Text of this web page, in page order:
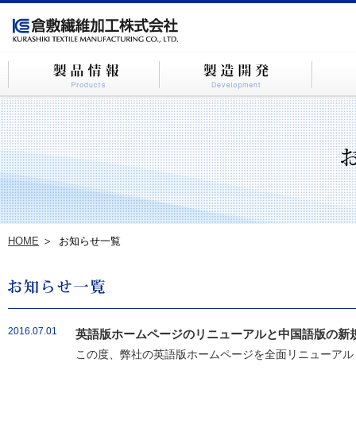
HOME お知らせ一覧
2016.07.01 英語版ホームページのリニューアルと中国語版の新
この度、弊社の英語版ホームページを全面リニューア